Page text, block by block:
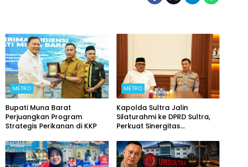
METRO
Bupati Muna Barat
Perjuangkan Program
Strategis Perikanan di KKP
METRO
Kapolda Sultra Jalin
Silaturahmi ke DPRD Sultra,
Perkuat Sinergitas
Daerah